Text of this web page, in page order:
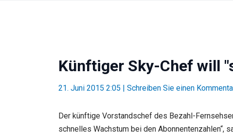
Künftiger Sky-Chef will
21. Juni 2015 2:05 | Schreiben Sie einen
Der künftige Vorstandschef des Bezahl-
schnelles Wachstum bei den Abonnentenzahlen“,